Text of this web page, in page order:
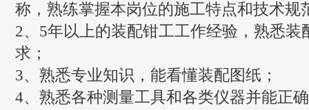
称，熟练掌握本岗位的施工特点和技术规
2、5年以上的装配钳工工作经验，熟悉装
求；
3、熟悉专业知识，能看懂装配图纸；
4、熟悉各种测量工具和各类仪器并能正